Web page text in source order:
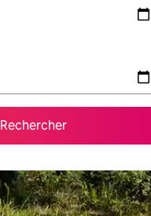
Rechercher